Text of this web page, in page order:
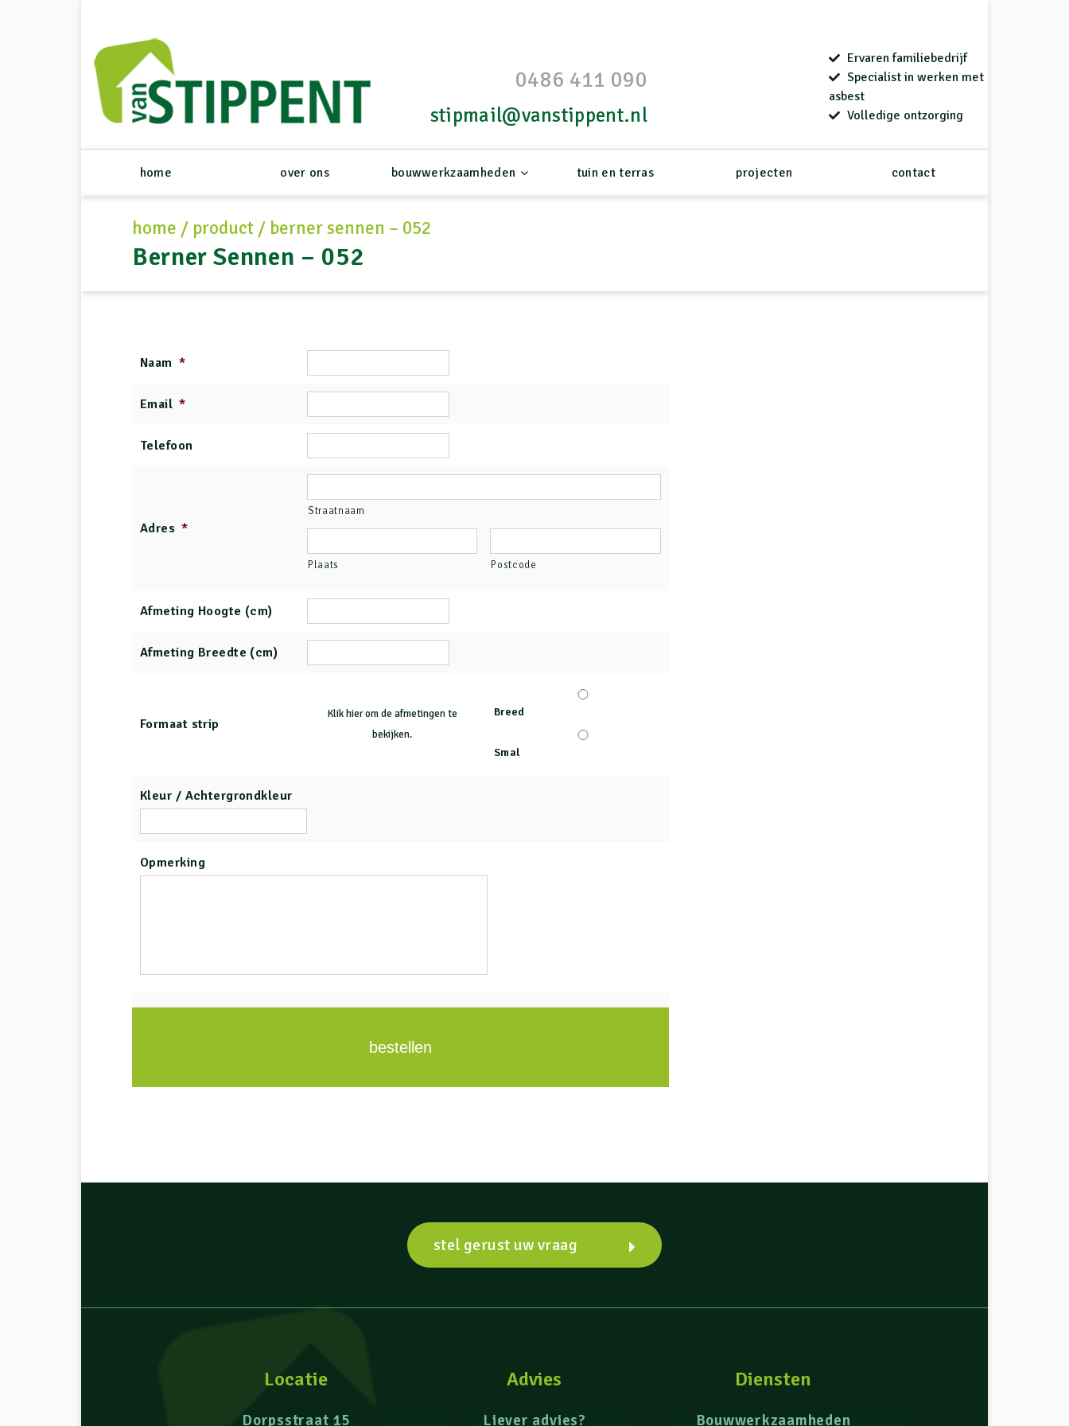
0486 411 090
stipmail@vanstippent.nl
Ervaren familiebedrijf
Specialist in werken met
asbest
Volledige ontzorging
home over ons bouwwerkzaamheden tuin en terras projecten contact
Berner Sennen – 052
home / product / berner sennen – 052
Naam *
Email *
Telefoon
Adres *
Straatnaam
Plaats Postcode
Afmeting Hoogte (cm)
Afmeting Breedte (cm)
Formaat strip
Klik hier om de afmetingen te
bekijken.
Breed
Smal
Kleur / Achtergrondkleur
Opmerking
bestellen
stel gerust uw vraag
Locatie
Dorpsstraat 15
Advies
Liever advies?
Diensten
Bouwwerkzaamheden